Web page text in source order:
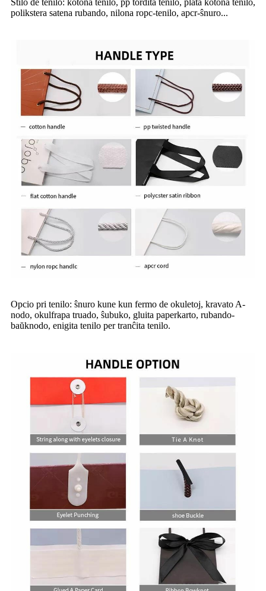
Stilo de tenilo: kotona tenilo, pp tordita tenilo, plata kotona tenilo,
polikstera satena rubando, nilona ropc-tenilo, apcr-ŝnuro...
Opcio pri tenilo: ŝnuro kune kun fermo de okuletoj, kravato A-
nodo, okulfrapa truado, ŝubuko, gluita paperkarto, rubando-
baŭknodo, enigita tenilo per tranĉita tenilo.